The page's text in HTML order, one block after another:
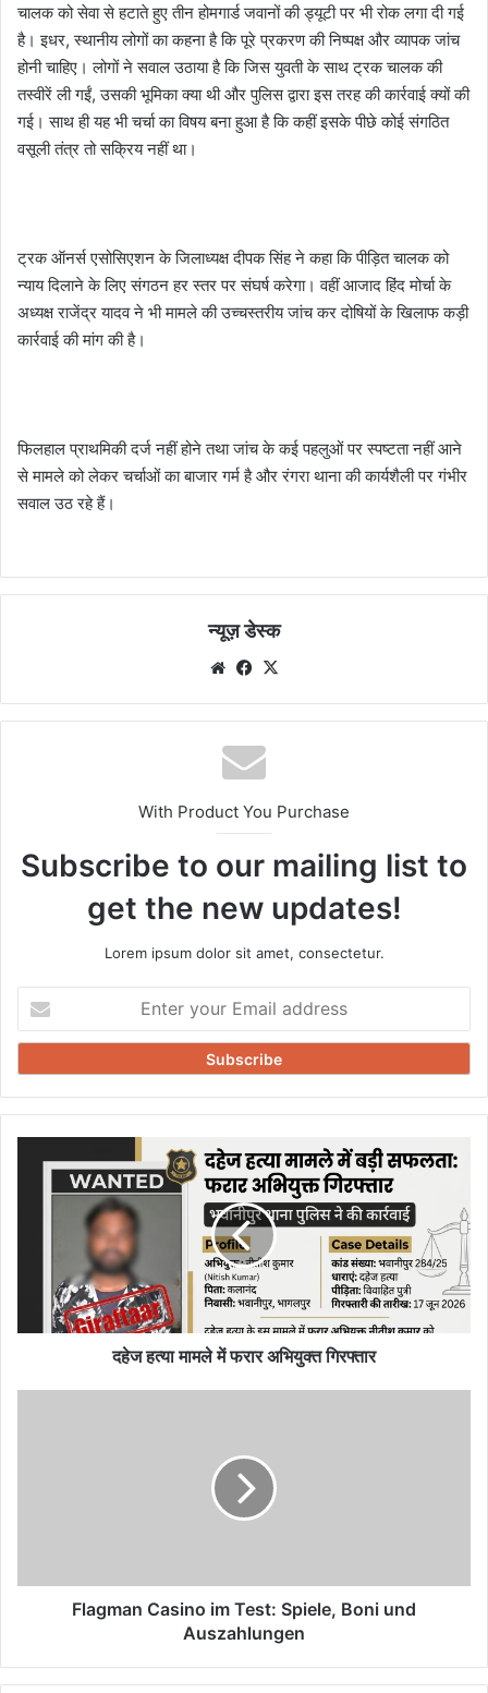
चालक को सेवा से हटाते हुए तीन होमगार्ड जवानों की ड्यूटी पर भी रोक लगा दी गई
है। इधर, स्थानीय लोगों का कहना है कि पूरे प्रकरण की निष्पक्ष और व्यापक जांच
होनी चाहिए। लोगों ने सवाल उठाया है कि जिस युवती के साथ ट्रक चालक की
तस्वीरें ली गईं, उसकी भूमिका क्या थी और पुलिस द्वारा इस तरह की कार्रवाई क्यों की
गई। साथ ही यह भी चर्चा का विषय बना हुआ है कि कहीं इसके पीछे कोई संगठित
वसूली तंत्र तो सक्रिय नहीं था।
ट्रक ऑनर्स एसोसिएशन के जिलाध्यक्ष दीपक सिंह ने कहा कि पीड़ित चालक को
न्याय दिलाने के लिए संगठन हर स्तर पर संघर्ष करेगा। वहीं आजाद हिंद मोर्चा के
अध्यक्ष राजेंद्र यादव ने भी मामले की उच्चस्तरीय जांच कर दोषियों के खिलाफ कड़ी
कार्रवाई की मांग की है।
फिलहाल प्राथमिकी दर्ज नहीं होने तथा जांच के कई पहलुओं पर स्पष्टता नहीं आने
से मामले को लेकर चर्चाओं का बाजार गर्म है और रंगरा थाना की कार्यशैली पर गंभीर
सवाल उठ रहे हैं।
न्यूज़ डेस्क
WebsiteFacebook
With Product You Purchase
Subscribe to our mailing list to
get the new updates!
Lorem ipsum dolor sit amet, consectetur.
your
Email
गिरफ्तार
दहेज हत्या मामले में फरार अभियुक्त गिरफ्तार
Flagman Casino im Test: Spiele, Boni und
Auszahlungen